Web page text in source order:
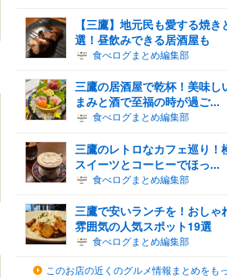
【三鷹】地元民も愛する焼き
選！昼飲みできる居酒屋も
食べログまとめ編集部
三鷹の居酒屋で乾杯！美味し
まみと酒で至福の時が過ご...
食べログまとめ編集部
三鷹のレトロなカフェ巡り！
スイーツとコーヒーでほっ...
食べログまとめ編集部
三鷹で安いランチを！おしゃ
雰囲気の人気スポット19選
食べログまとめ編集部
このお店の近くのグルメ情報まとめをも